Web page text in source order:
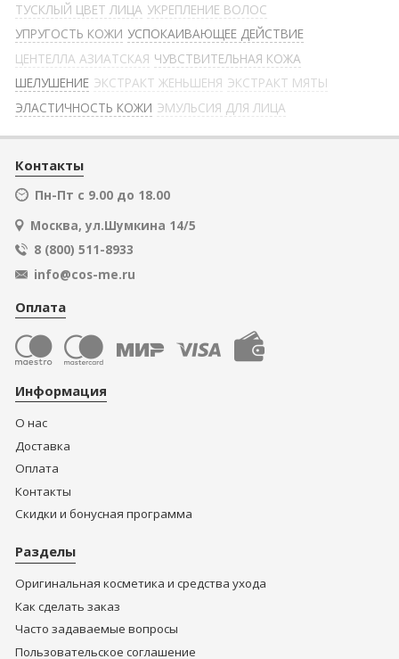
ТУСКЛЫЙ ЦВЕТ ЛИЦА УКРЕПЛЕНИЕ ВОЛОС
УПРУГОСТЬ КОЖИ УСПОКАИВАЮЩЕЕ ДЕЙСТВИЕ
ЦЕНТЕЛЛА АЗИАТСКАЯ ЧУВСТВИТЕЛЬНАЯ КОЖА
ШЕЛУШЕНИЕ ЭКСТРАКТ ЖЕНЬШЕНЯ ЭКСТРАКТ МЯТЫ
ЭЛАСТИЧНОСТЬ КОЖИ ЭМУЛЬСИЯ ДЛЯ ЛИЦА
Контакты
Пн-Пт с 9.00 до 18.00
Москва, ул.Шумкина 14/5
8 (800) 511-8933
info@cos-me.ru
Оплата
Информация
О нас
Доставка
Оплата
Контакты
Скидки и бонусная программа
Разделы
Оригинальная косметика и средства ухода
Как сделать заказ
Часто задаваемые вопросы
Пользовательское соглашение